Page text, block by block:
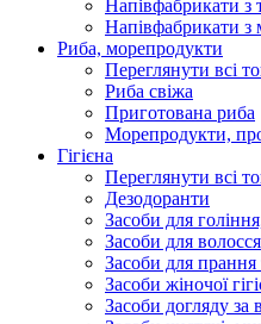
Напівфабрикати з
Напівфабрикати з
Риба, морепродукти
Переглянути всі
Риба свіжа
Приготована риба
Морепродукти,
Гігієна
Переглянути всі
Дезодоранти
Засоби для
Засоби для волосся
Засоби для прання
Засоби жіночої
Засоби догляду за